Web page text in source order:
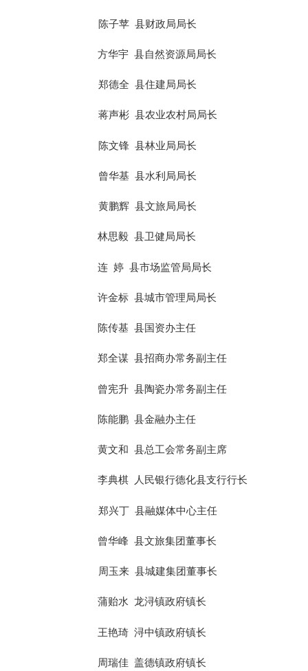
陈子苹 县财政局局长
方华宇 县自然资源局局长
郑德全 县住建局局长
蒋声彬 县农业农村局局长
陈文锋 县林业局局长
曾华基 县水利局局长
黄鹏辉 县文旅局局长
林思毅 县卫健局局长
连 婷 县市场监管局局长
许金标 县城市管理局局长
陈传基 县国资办主任
郑全谋 县招商办常务副主任
曾宪升 县陶瓷办常务副主任
陈能鹏 县金融办主任
黄文和 县总工会常务副主席
李典棋 人民银行德化县支行行长
郑兴丁 县融媒体中心主任
曾华峰 县文旅集团董事长
周玉来 县城建集团董事长
蒲贻水 龙浔镇政府镇长
王艳琦 浔中镇政府镇长
周瑞佳 盖德镇政府镇长